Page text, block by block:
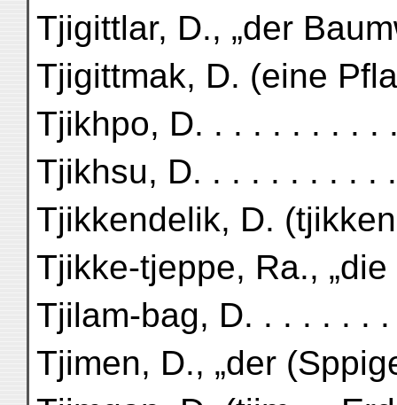
Tjigittlar, D., „der
Tjigittmak, D. (eine
Tjikhpo, D. . . . . . . . . .
Tjikhsu, D. . . . . . . . . .
Tjikkendelik, D.
Tjikke-tjeppe, Ra.,
Tjilam-bag, D. . . . . . .
Tjimen, D., „der